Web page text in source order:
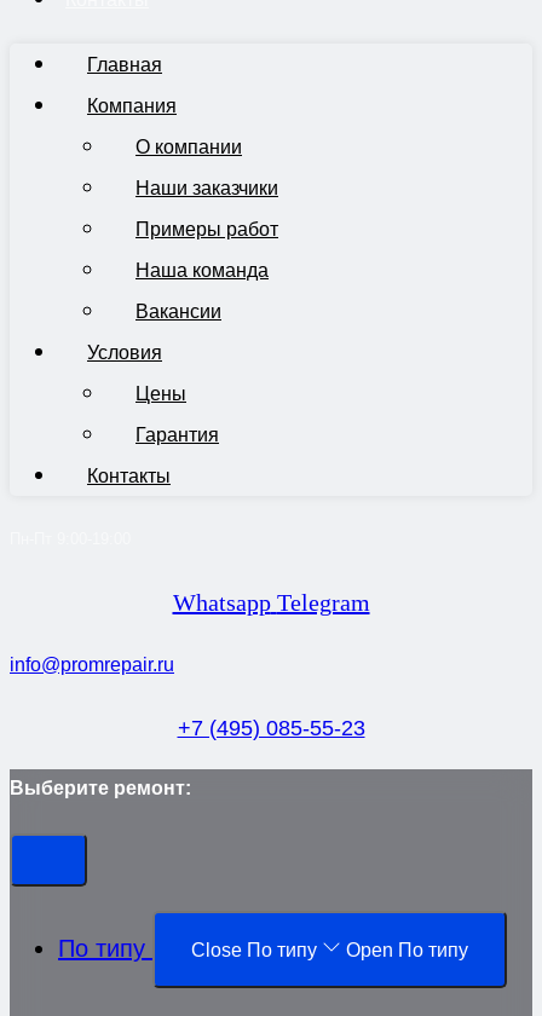
Главная
Компания
О компании
Наши заказчики
Примеры работ
Наша команда
Вакансии
Условия
Цены
Гарантия
Контакты
Whatsapp Telegram
info@promrepair.ru
+7 (495) 085-55-23
Выберите ремонт:
По типу Close По типу Open По типу